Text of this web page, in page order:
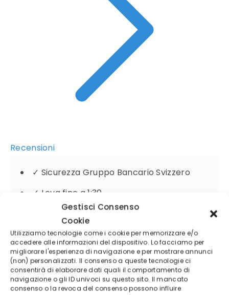
Gestisci Consenso
Cookie
Utilizziamo tecnologie come i cookie per memorizzare e/o
accedere alle informazioni del dispositivo. Lo facciamo per
migliorare l'esperienza di navigazione e per mostrare annunci
(non) personalizzati. Il consenso a queste tecnologie ci
consentirà di elaborare dati quali il comportamento di
navigazione o gli ID univoci su questo sito. Il mancato
consenso o la revoca del consenso possono influire
Recensioni
✓ Sicurezza Gruppo Bancario Svizzero
✓ Leva fino a 1:30
Protezione da Saldo Negativo
74.54% di conti di investitori al dettaglio perdono
denaro a causa delle negoziazioni in CFD con
questo fornitore.